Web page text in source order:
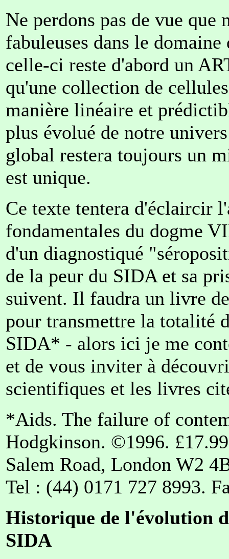
Ne perdons pas de vue que
fabuleuses dans le
celle-ci reste d'abord un
qu'une collection de
manière linéaire et
plus évolué de notre
global restera toujours un
est unique.
Ce texte tentera d'éclaircir
fondamentales du dogme
d'un diagnostiqué
de la peur du SIDA et sa
suivent. Il faudra un livre
pour transmettre la totalité
SIDA* - alors ici je me
et de vous inviter à
scientifiques et les livres
*Aids. The failure of
Hodgkinson. ©1996.
Salem Road, London W2
Tel : (44) 0171 727 8993.
Historique de l'évolution
SIDA